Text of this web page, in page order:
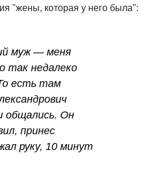
"жены, которая у него была":
муж — меня
так недалеко
есть там
общались. Он
принес
руку, 10 минут